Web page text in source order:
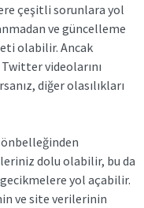
çeşitli sorunlara yol
ve güncelleme
olabilir. Ancak
videolarını
diğer olasılıkları
önbelleğinden
dolu olabilir, bu da
yol açabilir.
ve site verilerinin